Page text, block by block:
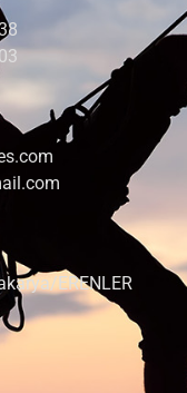
ERENLER